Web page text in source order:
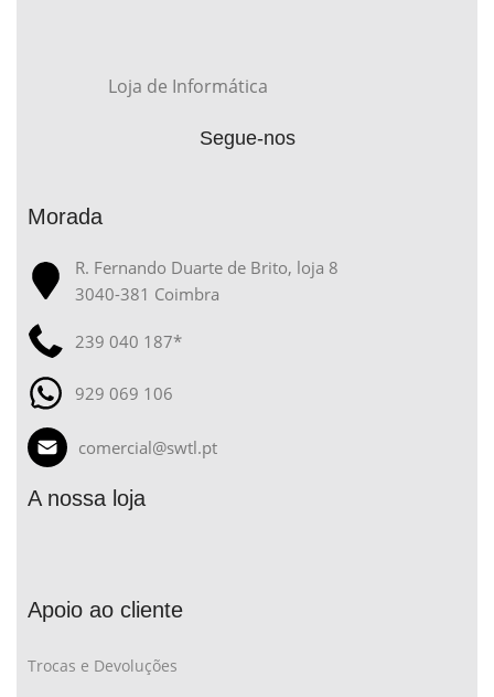
Loja de Informática
Segue-nos
Morada
R. Fernando Duarte de Brito, loja 8
3040-381 Coimbra
239 040 187*
929 069 106
comercial@swtl.pt
A nossa loja
Apoio ao cliente
Trocas e Devoluções